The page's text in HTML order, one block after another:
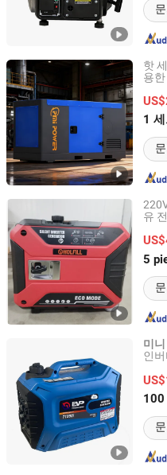
핫
용
1
FUAN PREMIA POWER CO.,
Fujian, China
유
5
Chongqing Fuwang
Ltd.
Chongqing, China
미니
인
Anhui Changqing
Anhui, China